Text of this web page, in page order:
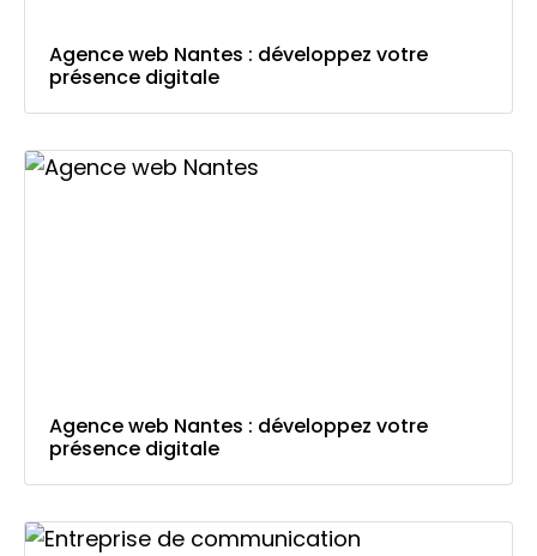
Agence web Nantes : développez votre
présence digitale
Agence web Nantes : développez votre
présence digitale